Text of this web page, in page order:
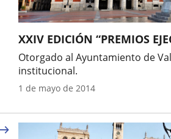
XXIV EDICIÓN “PREMIOS
Otorgado al Ayuntamiento de
institucional.
Año
1 de mayo de 2014